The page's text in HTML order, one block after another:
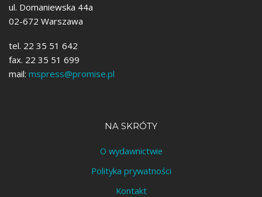
ul. Domaniewska 44a
02-672 Warszawa
tel. 22 35 51 642
fax. 22 35 51 699
mail: mspress@promise.pl
NA SKRÓTY
O wydawnictwie
Polityka prywatności
Kontakt